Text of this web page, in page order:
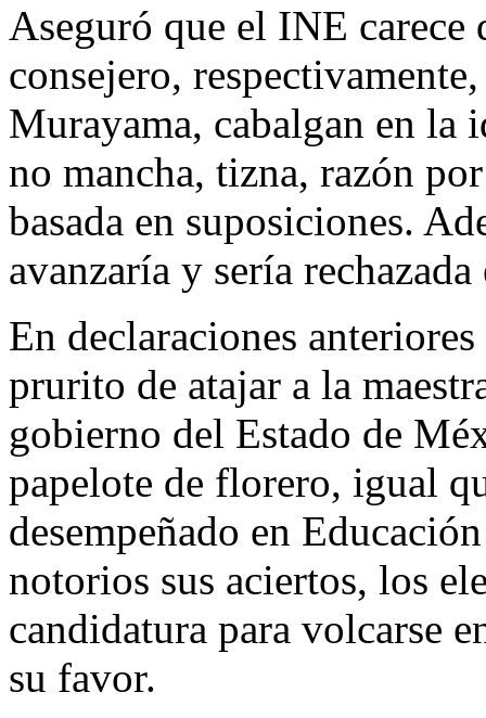
Aseguró que el INE carece
consejero,
Murayama, cabalgan en la
no mancha, tizna, razón
basada en suposiciones.
avanzaría y sería
En declaraciones
prurito de atajar a la
gobierno del Estado de
papelote de florero, igual
desempeñado en
notorios sus aciertos, los
candidatura para volcarse
su favor.